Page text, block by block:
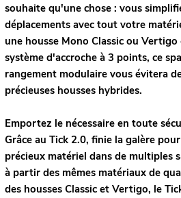
souhaite qu'une chose : vous
déplacements avec tout votre
une housse Mono Classic ou
système d'accroche à 3 points, ce
rangement modulaire vous évitera
précieuses housses hybrides.
Emportez le nécessaire en toute
Grâce au Tick 2.0, finie la galère
précieux matériel dans de multiples
à partir des mêmes matériaux de
des housses Classic et Vertigo, le